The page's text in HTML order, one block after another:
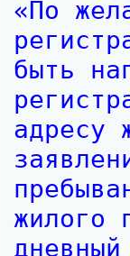
«По
быть
адресу
жилого